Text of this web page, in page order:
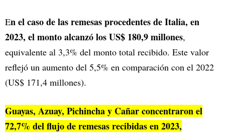
En el caso de las remesas procedentes de Italia, en
2023, el monto alcanzó los US$ 180,9 millones,
equivalente al 3,3% del monto total recibido. Este valor
reflejó un aumento del 5,5% en comparación con el 2022
(US$ 171,4 millones).
Guayas, Azuay, Pichincha y Cañar concentraron el
72,7% del flujo de remesas recibidas en 2023,